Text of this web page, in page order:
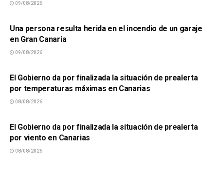
09/08/2026
Una persona resulta herida en el incendio de un garaje
en Gran Canaria
09/08/2026
El Gobierno da por finalizada la situación de prealerta
por temperaturas máximas en Canarias
08/08/2026
El Gobierno da por finalizada la situación de prealerta
por viento en Canarias
08/08/2026